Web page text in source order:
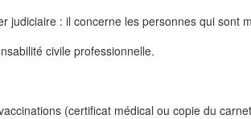
judiciaire : il concerne les personnes qui sont
civile professionnelle.
(certificat médical ou copie du